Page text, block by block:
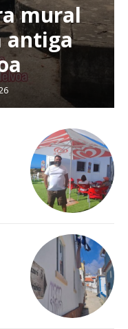
nos a manter este serviço
exclusivos e versões
desejado:
mural
antiga